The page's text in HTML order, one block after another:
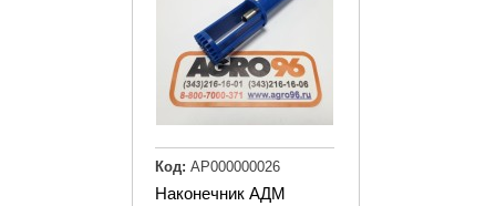
Наконечник АДМ
Код: АР000000026